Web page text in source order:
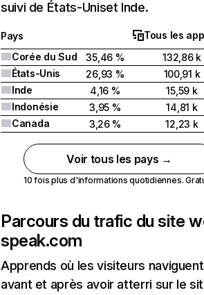
suivi de États-Uniset Inde.
Pays
Tous les
Corée du Sud
35,46 %
132,86 k
États-Unis
26,93 %
100,91 k
Inde
4,16 %
15,59 k
Indonésie
3,95 %
14,81 k
Canada
3,26 % 12,23 k
Voir tous les pays →
10 fois plus d'informations quotidiennes.
Parcours du trafic du site
speak.com
Apprends où les visiteurs naviguent
avant et après avoir atterri sur le